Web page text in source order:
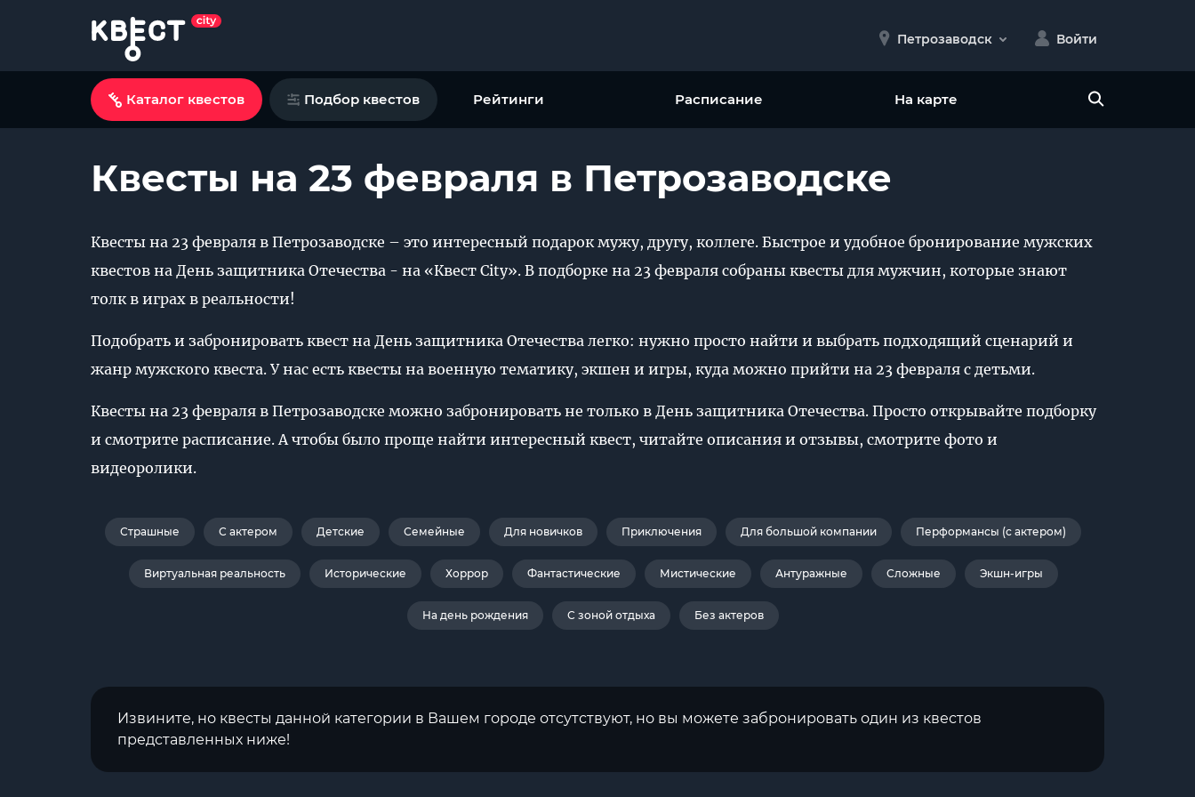
Петрозаводск Войти
Каталог квестов Подбор квестов Рейтинги Расписание На карте
Квесты на 23 февраля в Петрозаводске
Квесты на 23 февраля в Петрозаводске – это интересный подарок мужу, другу, коллеге. Быстрое и удобное бронирование мужских
квестов на День защитника Отечества - на «Квест City». В подборке на 23 февраля собраны квесты для мужчин, которые знают
толк в играх в реальности!
Подобрать и забронировать квест на День защитника Отечества легко: нужно просто найти и выбрать подходящий сценарий и
жанр мужского квеста. У нас есть квесты на военную тематику, экшен и игры, куда можно прийти на 23 февраля с детьми.
Квесты на 23 февраля в Петрозаводске можно забронировать не только в День защитника Отечества. Просто открывайте подборку
и смотрите расписание. А чтобы было проще найти интересный квест, читайте описания и отзывы, смотрите фото и
видеоролики.
Страшные С актером Детские Семейные Для новичков Приключения Для большой компании Перформансы (с актером)
Виртуальная реальность Исторические Хоррор Фантастические Мистические Антуражные Сложные Экшн-игры
На день рождения С зоной отдыха Без актеров
Извините, но квесты данной категории в Вашем городе отсутствуют, но вы можете забронировать один из квестов
представленных ниже!